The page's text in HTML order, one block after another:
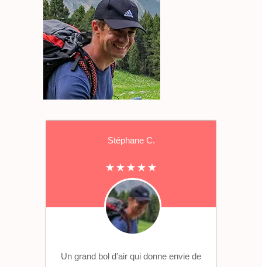
Stéphane C.
Un grand bol d’air qui donne envie de